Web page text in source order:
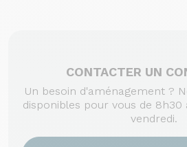
CONTACTER UN
Un besoin d'aménagement ?
disponibles pour vous de 8h30
vendredi.